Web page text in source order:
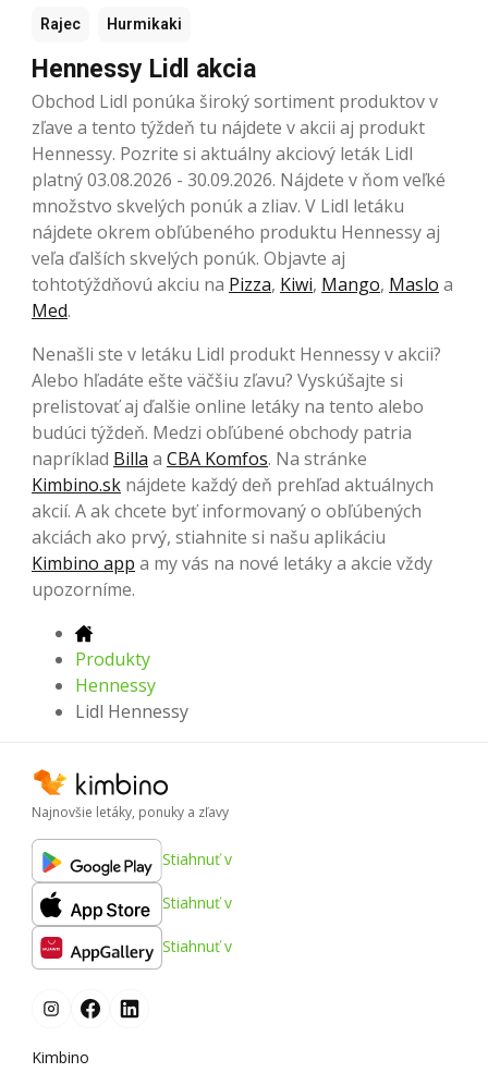
Rajec Hurmikaki
Hennessy Lidl akcia
Obchod Lidl ponúka široký sortiment produktov v
zľave a tento týždeň tu nájdete v akcii aj produkt
Hennessy. Pozrite si aktuálny akciový leták Lidl
platný 03.08.2026 - 30.09.2026. Nájdete v ňom veľké
množstvo skvelých ponúk a zliav. V Lidl letáku
nájdete okrem obľúbeného produktu Hennessy aj
veľa ďalších skvelých ponúk. Objavte aj
tohtotýždňovú akciu na Pizza, Kiwi, Mango, Maslo a
Med.
Nenašli ste v letáku Lidl produkt Hennessy v akcii?
Alebo hľadáte ešte väčšiu zľavu? Vyskúšajte si
prelistovať aj ďalšie online letáky na tento alebo
budúci týždeň. Medzi obľúbené obchody patria
napríklad Billa a CBA Komfos. Na stránke
Kimbino.sk nájdete každý deň prehľad aktuálnych
akcií. A ak chcete byť informovaný o obľúbených
akciách ako prvý, stiahnite si našu aplikáciu
Kimbino app a my vás na nové letáky a akcie vždy
upozorníme.
Produkty
Hennessy
Lidl Hennessy
Najnovšie letáky, ponuky a zľavy
Stiahnuť v
Stiahnuť v
Stiahnuť v
Kimbino